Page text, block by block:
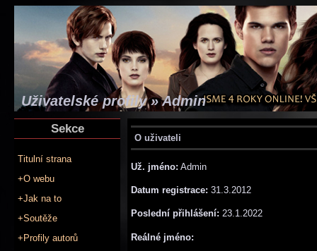
Uživatelské profily » Admin
Sekce
Titulní strana
+O webu
+Jak na to
+Soutěže
+Profily autorů
O uživateli
Už. jméno: Admin
Datum registrace: 31.3.2012
Poslední přihlášení: 23.1.2022
Reálné jméno: